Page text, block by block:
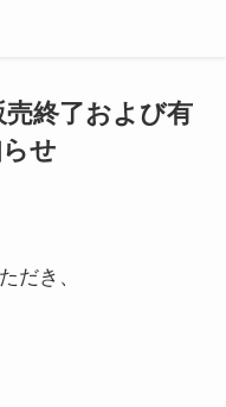
終了および有
せ
だき、